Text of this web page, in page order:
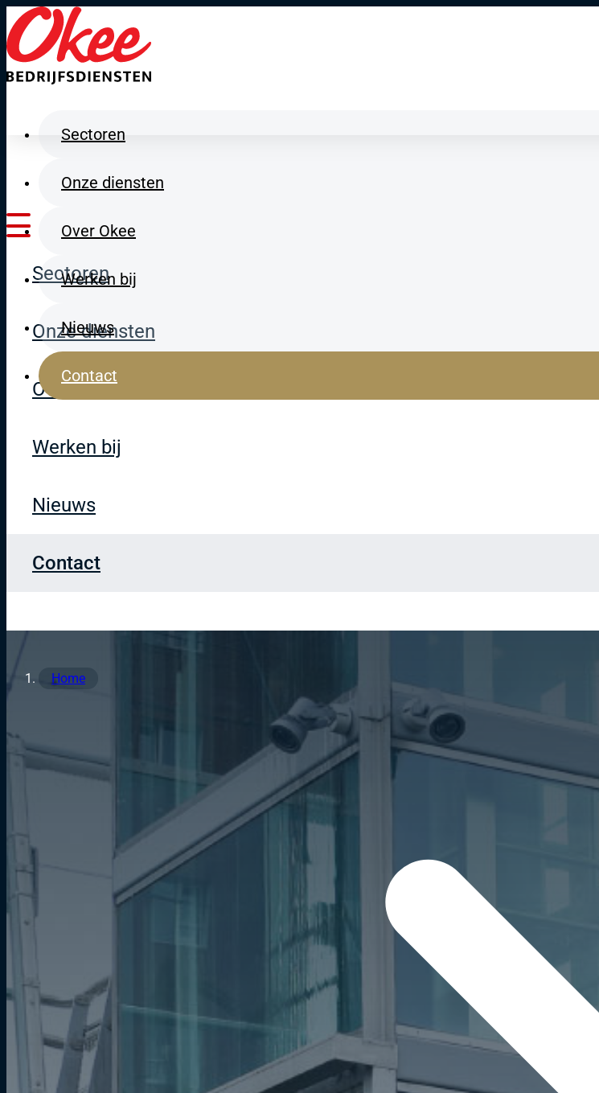
Direct naar de hoofdinhoud
Sectoren
Onze diensten
Over Okee
Werken bij
Nieuws
Contact
Sectoren
Onze diensten
Over Okee
Werken bij
Nieuws
Contact
Home